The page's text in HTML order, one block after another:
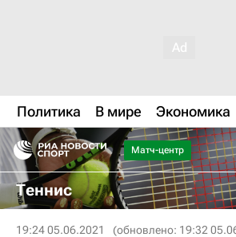
Политика В мире Экономика
Матч-центр
Теннис
19:24 05.06.2021 (обновлено: 19:32